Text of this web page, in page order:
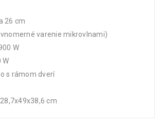
26 cm
varenie mikrovlnami)
W
W
s rámom dverí
cm